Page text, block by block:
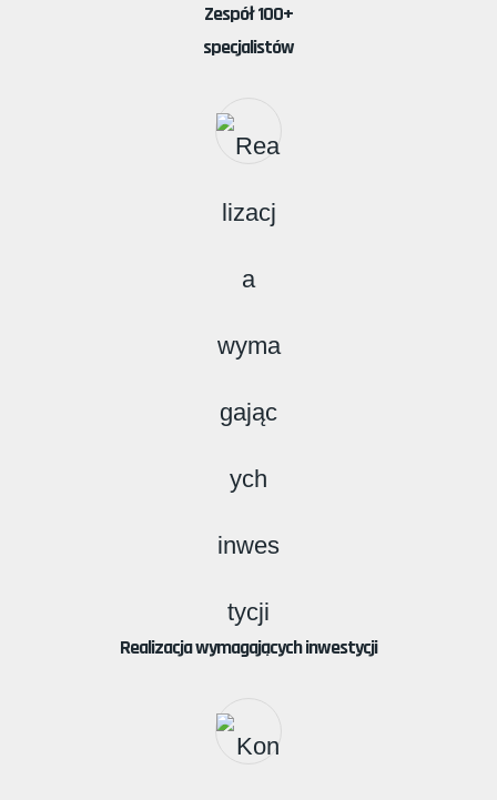
Zespół 100+
specjalistów
Realizacja wymagających inwestycji